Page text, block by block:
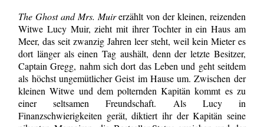
The Ghost and Mrs. Muirerzählt von der kleinen, reizenden
Witwe Lucy Muir, zieht mit ihrer Tochter in ein Haus am
Meer, das seit zwanzig Jahren leer steht, weil kein Mieter es
dort länger als einen Tag aushält, denn der letzte Besitzer,
Captain Gregg, nahm sich dort das Leben und geht seitdem
als höchst ungemütlicher Geist im Hause um. Zwischen der
kleinen Witwe und dem polternden Kapitän kommt es zu
einer seltsamen Freundschaft. Als Lucy in
Finanzschwierigkeiten gerät, diktiert ihr der Kapitän seine